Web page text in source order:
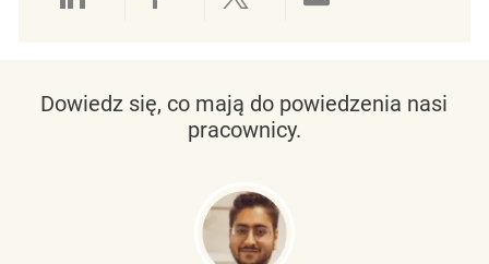
Udostępnianie przez LinkedIn
Udostępnianie przez
Udostępnij przez
Dowiedz się, co mają do powiedzenia nasi
pracownicy.